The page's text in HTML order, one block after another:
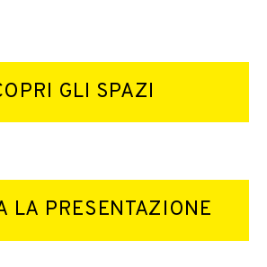
GLI SPAZI
LA PRESENTAZIONE